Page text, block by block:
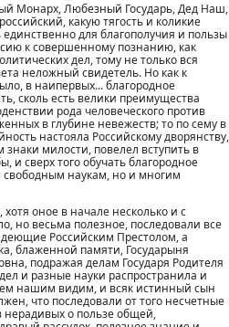
Монарх, Любезный Государь, Дед Наш,
какую тягость и коликие
для благополучия и пользы
к совершенному познанию, как
дел, тому не только вся
неложный свидетель. Но как к
в наипервых... благородное
сколь есть велики преимущества
рода человеческого против
в глубине невежеств; то по сему в
настояла Российскому дворянству,
милости, повелел вступить в
и сверх того обучать благородное
наукам, но и многим
оное в начале несколько и с
но весьма полезное, последовали все
Российским Престолом, а
блаженной памяти, Государыня
подражая делам Государя Родителя
и разные науки распространила и
нашим видим, и всяк истинный сын
что последовали от того несчетные
нерадивых о пользе общей,